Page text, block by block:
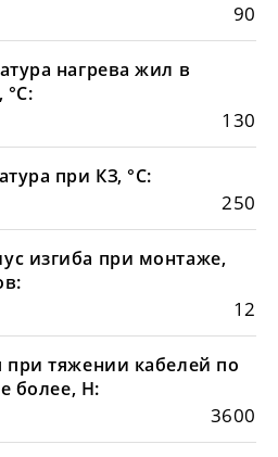
90
нагрева жил в
°С:
130
при КЗ, °С:
250
изгиба при монтаже,
12
тяжении кабелей по
более, Н:
3600